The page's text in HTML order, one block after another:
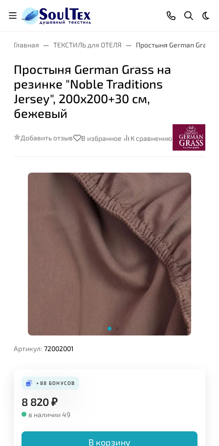
Главная ТЕКСТИЛЬ для ОТЕЛЯ Простыня German Grass
Простыня German Grass на
резинке "Noble Traditions
Jersey", 200x200+30 см,
бежевый
Добавить отзыв В избранное К сравнению
Артикул: 72002001
+88 БОНУСОВ
8 820₽
в наличии 49
В корзину